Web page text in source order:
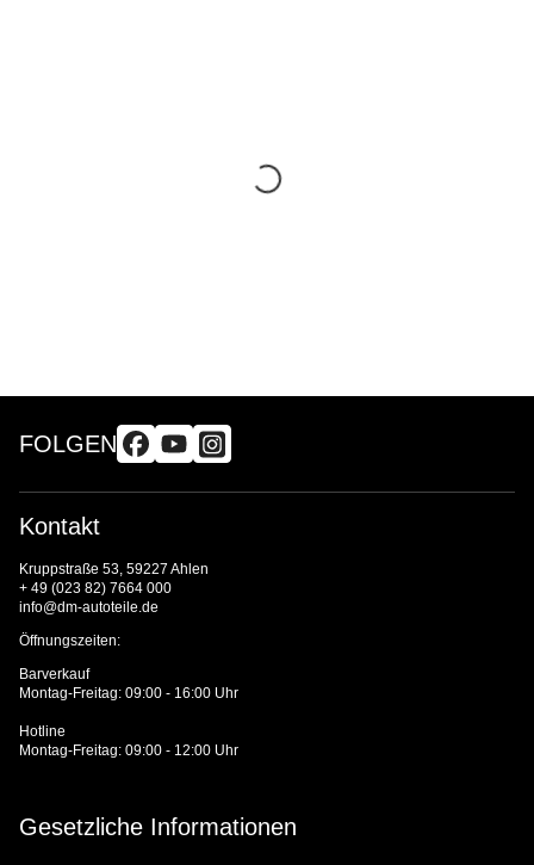
FOLGEN
Kontakt
Kruppstraße 53, 59227 Ahlen
+ 49 (023 82) 7664 000
info@dm-autoteile.de
Öffnungszeiten:
Barverkauf
Montag-Freitag: 09:00 - 16:00 Uhr
Hotline
Montag-Freitag: 09:00 - 12:00 Uhr
Gesetzliche Informationen